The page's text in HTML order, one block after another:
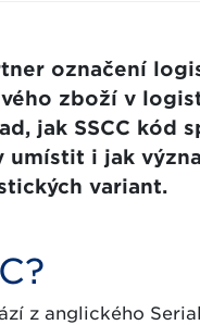
označení
zboží v
jak SSCC kód
i jak
variant.
z anglického